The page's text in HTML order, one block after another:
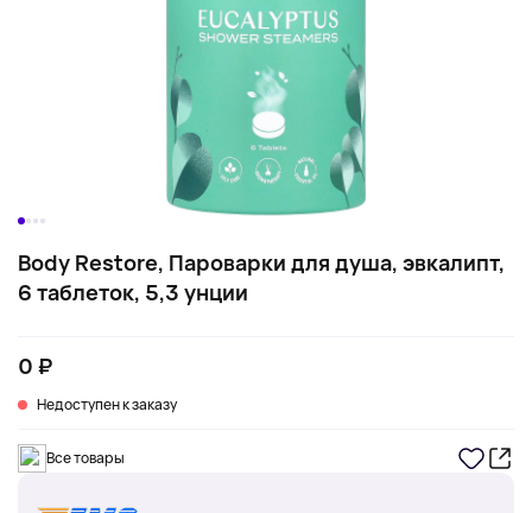
Body Restore, Пароварки для душа, эвкалипт,
6 таблеток, 5,3 унции
0 ₽
Недоступен к заказу
Все товары